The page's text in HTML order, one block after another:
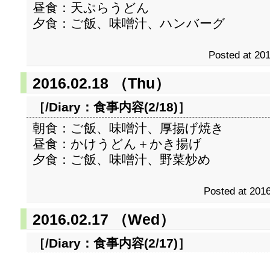
昼食：天ぷらうどん
夕食：ご飯、味噌汁、ハンバーグ
Posted at
2016.02.18 （Thu）
［/Diary： 食事内容(2/18)］
朝食：ご飯、味噌汁、厚揚げ焼き
昼食：かけうどん＋かき揚げ
夕食：ご飯、味噌汁、野菜炒め
Posted at
2016.02.17 （Wed）
［/Diary： 食事内容(2/17)］